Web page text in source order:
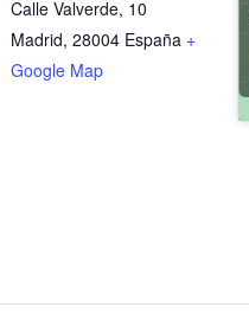
Calle Valverde, 10
Madrid, 28004 España +
Google Map